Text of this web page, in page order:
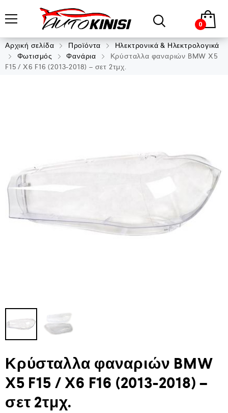
0
Αρχική σελίδα Προϊόντα
Ηλεκτρονικά & Ηλεκτρολογικά
Φωτισμός
Φανάρια
Κρύσταλλα φαναριών BMW X5
F15 / X6 F16 (2013-2018) – σετ 2τμχ.
Κρύσταλλα φαναριών BMW
X5 F15 / X6 F16 (2013-2018) –
σετ 2τμχ.